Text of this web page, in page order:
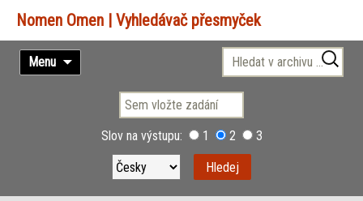
Vyhledávač přesmyček
Menu
Přejít
k
Vyhledávání
Slov na výstupu: 1 2 3